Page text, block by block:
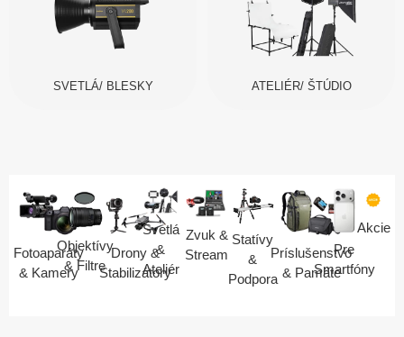
SVETLÁ/ BLESKY ATELIÉR/ ŠTÚDIO
Fotoaparáty
& Kamery
Objektívy
& Filtre
Drony &
Stabilizátory
Svetlá
&
Ateliér
Zvuk &
Stream
Statívy
&
Podpora
Príslušenstvo
& Pamäte
Pre
Smartfóny
Akcie